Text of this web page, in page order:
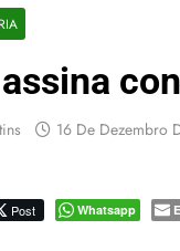
16 De Dezembro
Post Whatsapp